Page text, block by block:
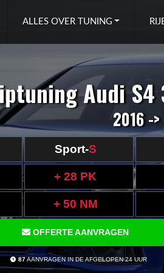
ALLES OVER TUNING
Audi S4
2016 ->
Sport-S
+ 28 PK
+ 50 NM
OFFERTE AANVRAGEN
87AANVRAGEN IN DE AFGELOPEN 24 UUR